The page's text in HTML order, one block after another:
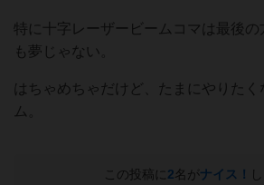
特に十字レーザービームコマは最後
も夢じゃない。
はちゃめちゃだけど、たまにやりたく
ム。
この投稿に 2名がナイス！